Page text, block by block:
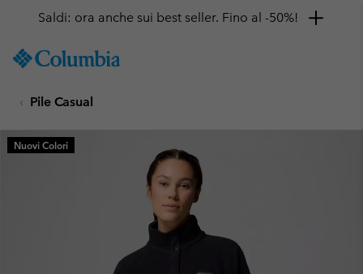
TO
SKIP
MAIN
NAV
Saldi: ora anche sui best seller. Fino al -50%!
Pile Casual
Nuovi Colori